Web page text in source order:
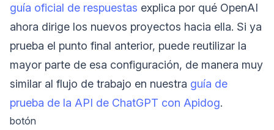
guía oficial de respuestas explica por qué OpenAI
ahora dirige los nuevos proyectos hacia ella. Si ya
prueba el punto final anterior, puede reutilizar la
mayor parte de esa configuración, de manera muy
similar al flujo de trabajo en nuestra guía de
prueba de la API de ChatGPT con Apidog.
botón